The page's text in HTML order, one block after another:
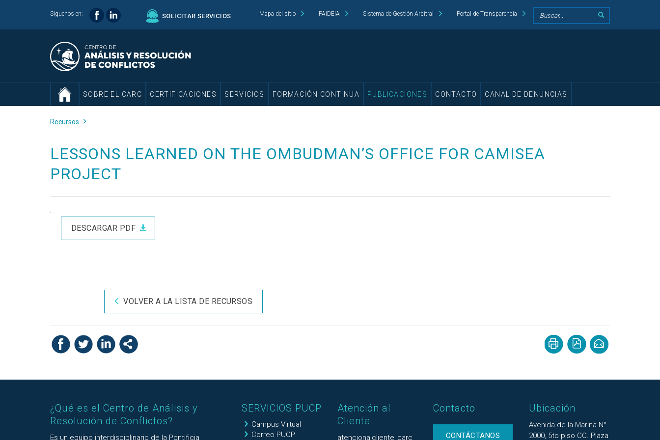
Síguenos en: SOLICITAR SERVICIOS Mapa del sitio PAIDEIA Sistema de Gestión Arbitral Portal de Transparencia
SOBRE EL CARC CERTIFICACIONES SERVICIOS FORMACIÓN CONTINUA PUBLICACIONES CONTACTO CANAL DE DENUNCIAS
Recursos
LESSONS LEARNED ON THE OMBUDMAN’S OFFICE FOR CAMISEA
PROJECT
DESCARGAR PDF
VOLVER A LA LISTA DE RECURSOS
¿Qué es el Centro de Análisis y
Resolución de Conflictos?
Es un equipo interdisciplinario de la Pontificia
SERVICIOS PUCP
Campus Virtual
Correo PUCP
Atención al
Cliente
atencionalcliente_carc
Contacto
CONTÁCTANOS
Ubicación
Avenida de la Marina N°
2000, 5to piso CC. Plaza